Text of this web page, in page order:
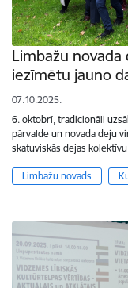
Limbažu
iezīmētu jauno
07.10.2025.
6. oktobrī, tradicionāli
pārvalde un novada deju
skatuviskās dejas
Limbažu novads